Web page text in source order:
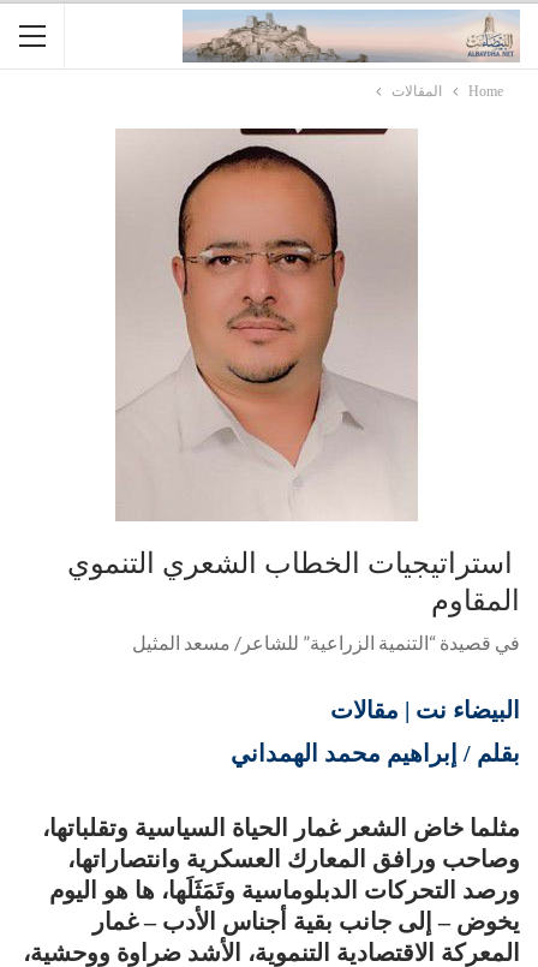
Home المقالات
استراتيجيات الخطاب الشعري التنموي
المقاوم
في قصيدة “التنمية الزراعية” للشاعر/ مسعد المثيل
البيضاء نت | مقالات
بقلم / إبراهيم محمد الهمداني
مثلما خاض الشعر غمار الحياة السياسية وتقلباتها،
وصاحب ورافق المعارك العسكرية وانتصاراتها،
ورصد التحركات الدبلوماسية وتَمَثَلَها، ها هو اليوم
يخوض – إلى جانب بقية أجناس الأدب – غمار
المعركة الاقتصادية التنموية، الأشد ضراوة ووحشية،